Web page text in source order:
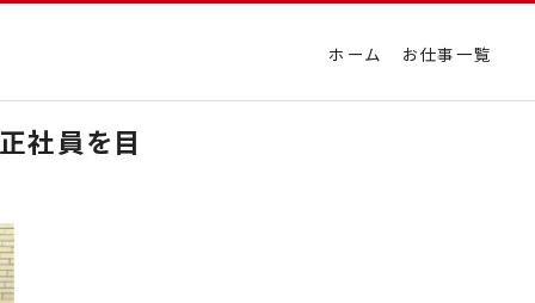
ホーム お仕事一覧
社員を目